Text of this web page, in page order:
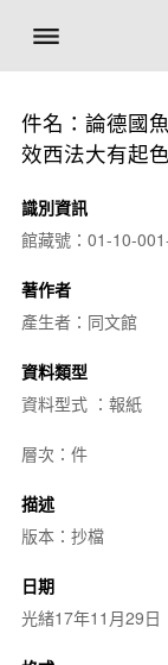
件名：論德國
效西法大有起
識別資訊
館藏號：01-10-
著作者
產生者：同文館
資料類型
資料型式 ：報紙
層次：件
描述
版本：抄檔
日期
光緒17年11月29日